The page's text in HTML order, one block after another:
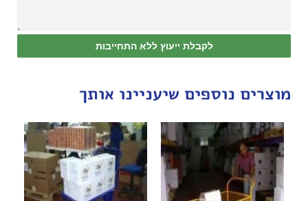
לקבלת ייעוץ ללא התחייבות
מוצרים נוספים שיעניינו אותך